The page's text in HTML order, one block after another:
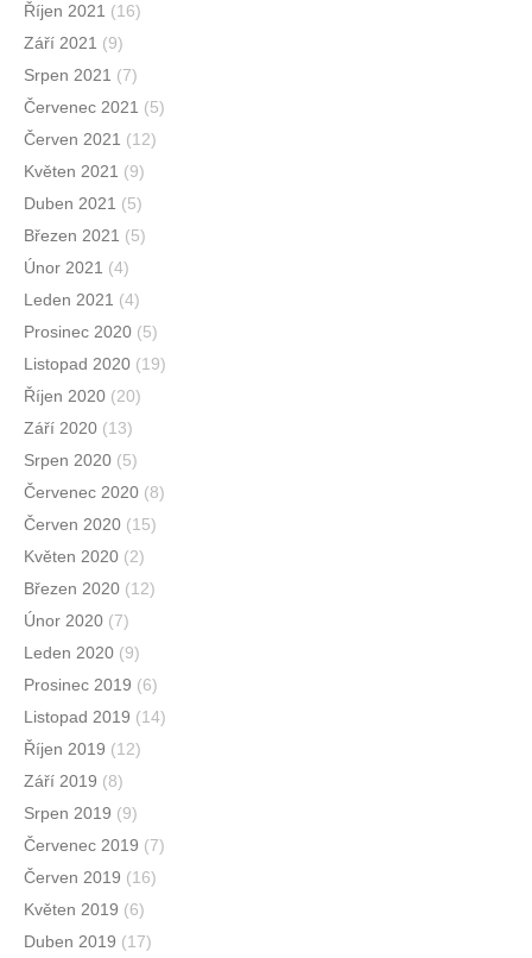
Říjen 2021 (16)
Září 2021 (9)
Srpen 2021 (7)
Červenec 2021 (5)
Červen 2021 (12)
Květen 2021 (9)
Duben 2021 (5)
Březen 2021 (5)
Únor 2021 (4)
Leden 2021 (4)
Prosinec 2020 (5)
Listopad 2020 (19)
Říjen 2020 (20)
Září 2020 (13)
Srpen 2020 (5)
Červenec 2020 (8)
Červen 2020 (15)
Květen 2020 (2)
Březen 2020 (12)
Únor 2020 (7)
Leden 2020 (9)
Prosinec 2019 (6)
Listopad 2019 (14)
Říjen 2019 (12)
Září 2019 (8)
Srpen 2019 (9)
Červenec 2019 (7)
Červen 2019 (16)
Květen 2019 (6)
Duben 2019 (17)